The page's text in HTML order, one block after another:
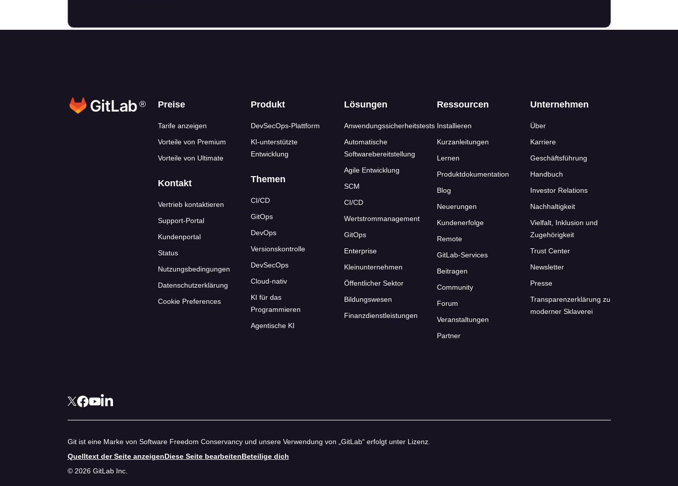
® Footer-Links
Preise
Tarife anzeigen
Vorteile von Premium
Vorteile von Ultimate
Kontakt
Vertrieb kontaktieren
Support-Portal
Kundenportal
Status
Nutzungsbedingungen
Datenschutzerklärung
Cookie Preferences
Produkt
DevSecOps-Plattform
KI-unterstützte
Entwicklung
Themen
CI/CD
GitOps
DevOps
Versionskontrolle
DevSecOps
Cloud-nativ
KI für das
Programmieren
Agentische KI
Lösungen
Anwendungssicherheitstests
Automatische
Softwarebereitstellung
Agile Entwicklung
SCM
CI/CD
Wertstrommanagement
GitOps
Enterprise
Kleinunternehmen
Öffentlicher Sektor
Bildungswesen
Finanzdienstleistungen
Ressourcen
Installieren
Kurzanleitungen
Lernen
Produktdokumentation
Blog
Neuerungen
Kundenerfolge
Remote
GitLab-Services
Beitragen
Community
Forum
Veranstaltungen
Partner
Unternehmen
Über
Karriere
Geschäftsführung
Handbuch
Investor Relations
Nachhaltigkeit
Vielfalt, Inklusion und
Zugehörigkeit
Trust Center
Newsletter
Presse
Transparenzerklärung zu
moderner Sklaverei
Git ist eine Marke von Software Freedom Conservancy und unsere Verwendung von „GitLab“ erfolgt unter Lizenz.
Quelltext der Seite anzeigenDiese Seite bearbeitenBeteilige dich
© 2026 GitLab Inc.